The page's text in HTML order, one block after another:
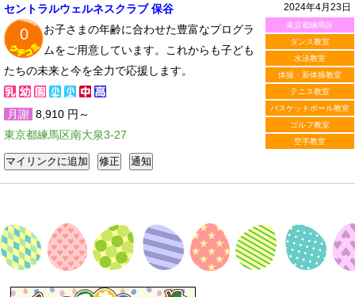
2024年4月23日
東京都練馬区
ダンス教室
水泳教室
体操・新体操教室
テニス教室
バスケットボール教室
ゴルフ教室
空手教室
セントラルウェルネスクラブ 保谷
0
お子さまの年齢に合わせた豊富なプログラ
ムをご用意しています。これからも子ども
たちの未来と今を全力で応援します。
月謝 8,910 円～
東京都練馬区南大泉3-27